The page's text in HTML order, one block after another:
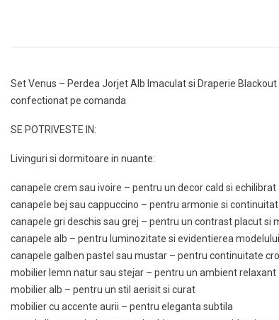
Set Venus – Perdea Jorjet Alb Imaculat si Draperie
confectionat pe comanda
SE POTRIVESTE IN:
Livinguri si dormitoare in nuante:
canapele crem sau ivoire – pentru un decor cald si echilibrat
canapele bej sau cappuccino – pentru armonie si
canapele gri deschis sau grej – pentru un contrast placut si
canapele alb – pentru luminozitate si evidentierea modelului
canapele galben pastel sau mustar – pentru continuitate
mobilier lemn natur sau stejar – pentru un ambient relaxant
mobilier alb – pentru un stil aerisit si curat
mobilier cu accente aurii – pentru eleganta subtila